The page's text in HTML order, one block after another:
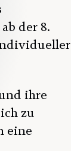
der 8.
ihre
zu
eine